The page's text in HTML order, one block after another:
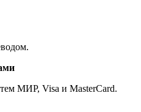
МИР, Visa и MasterCard.